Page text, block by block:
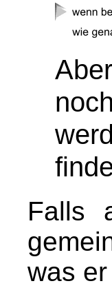
Falls
was er